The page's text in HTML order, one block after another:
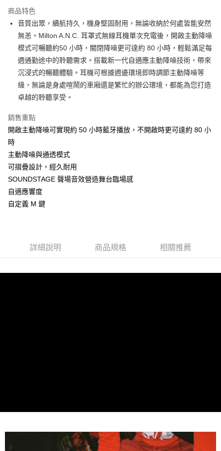
合作金庫商業銀行
華南商業銀行
彰化商業銀行
上海商業儲蓄銀行
台北富邦商業銀行
國泰世華商業銀行
兆豐國際商業銀行
臺灣中小企業銀行
台中商業銀行
匯豐（台灣）商業銀行
華泰商業銀行
聯邦商業銀行
遠東國際商業銀行
元大商業銀行
永豐商業銀行
玉山商業銀行
台灣樂天信用卡公司
6 期 0 利率 每期
華南商業銀行
彰化商業銀行
上海商業儲蓄銀行
台北富邦商業銀行
國泰世華商業銀行
兆豐國際商業銀行
臺灣中小企業銀行
台中商業銀行
匯豐（台灣）商業銀行
華泰商業銀行
聯邦商業銀行
元大商業銀行
玉山商業銀行
台灣樂天信用卡公司
LINE Pay
Apple Pay
ATM付款
運送方式
每筆NT$120，滿NT$1,000(含以上)免運費
黑貓宅配(離島)
每筆NT$250，滿NT$2,000(含以上)免運費
每筆NT$120，滿NT$1,000(含以上)免運費
商品特色
音質出眾，續航持久，機身堅固耐用，無論收納於何處皆能安然
無恙。Milton A.N.C. 耳罩式無線耳機單次充電後，開啟主動降噪
模式可暢聽約50 小時，關閉降噪更可達約 80 小時，輕鬆滿足每
週通勤途中的聆聽需求。搭載新一代自適應主動降噪技術，帶來
沉浸式的暢聽體驗。耳機可根據週邊環境即時調節主動降噪等
級，無論是身處喧鬧的車廂還是繁忙的辦公環境，都能為您打造
卓越的聆聽享受。
銷售重點
開啟主動降噪可實現約 50 小時藍牙播放，不開啟時更可達約 80 小
時
主動降噪與通透模式
可摺疊設計，經久耐用
SOUNDSTAGE 聲場音效營造舞台臨場感
自適應響度
自定義 M 鍵
詳細說明 商品規格 相關推薦